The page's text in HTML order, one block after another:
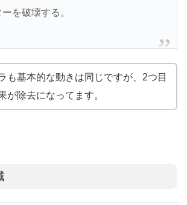
を破壊する。
も基本的な動きは同じですが、2つ目
が除去になってます。